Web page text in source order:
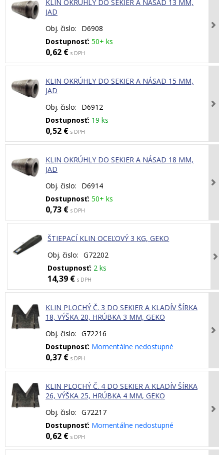
KLIN OKRÚHLY DO SEKIER A NÁSAD 13 MM,
JAD
Obj. čislo:
D6908
Dostupnosť: 50+ ks
0,62 € s DPH
KLIN OKRÚHLY DO SEKIER A NÁSAD 15 MM,
JAD
Obj. čislo:
D6912
Dostupnosť: 19 ks
0,52 € s DPH
KLIN OKRÚHLY DO SEKIER A NÁSAD 18 MM,
JAD
Obj. čislo:
D6914
Dostupnosť: 50+ ks
0,73 € s DPH
ŠTIEPACÍ KLIN OCEĽOVÝ 3 KG, GEKO
Obj. čislo: G72202
Dostupnosť: 2 ks
14,39 € s DPH
KLIN PLOCHÝ Č. 3 DO SEKIER A KLADÍV ŠÍRKA
18, VÝŠKA 20, HRÚBKA 3 MM, GEKO
Obj. čislo: G72216
Dostupnosť: Momentálne nedostupné
0,37 € s DPH
KLIN PLOCHÝ Č. 4 DO SEKIER A KLADÍV ŠÍRKA
26, VÝŠKA 25, HRÚBKA 4 MM, GEKO
Obj. čislo: G72217
Dostupnosť: Momentálne nedostupné
0,62 € s DPH